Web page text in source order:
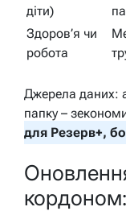
діти)
Здоров’я чи
робота
Джерела даних:
папку –
для Резерв+,